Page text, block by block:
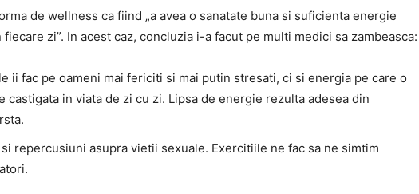
de wellness ca fiind „a avea o sanatate buna si suficienta energie
zi”. In acest caz, concluzia i-a facut pe multi medici sa zambeasca:
ii fac pe oameni mai fericiti si mai putin stresati, ci si energia pe care o
castigata in viata de zi cu zi. Lipsa de energie rezulta adesea din
repercusiuni asupra vietii sexuale. Exercitiile ne fac sa ne simtim